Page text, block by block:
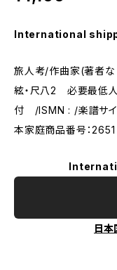
International
旅人考/作曲家(著者な
絃・尺八2 必要最低
付 /ISMN : /楽譜サイ
本家庭商品番号：2651
日本